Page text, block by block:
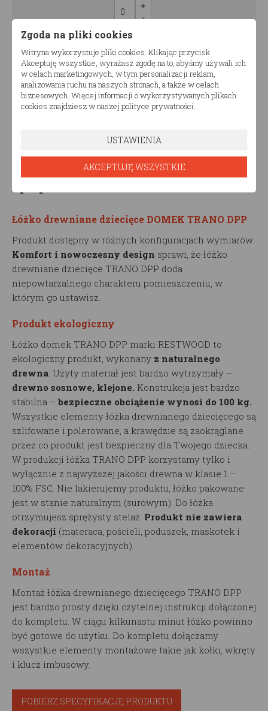
0.00
Cena:1000.00pln
Ilość zestawów
Opis produktu
Łóżko drewniane dziecięce DOMEK TRANO DPP
Produkt dostępny w różnych konfiguracjach wymiarów.
Komfort i nowoczesny design sprawi, że łóżko
drewniane dziecięce TRANO DPP doda
niepowtarzalnego charakteru pomieszczeniu, w
którym go ustawisz.
Produkt ekologiczny
Łóżko domek TRANO DPP marki RESTWOOD to
ekologiczny produkt, wykonany z naturalnego
drewna. Użyty materiał jest bardzo wytrzymały –
drewno sosnowe, klejone. Konstrukcja jest bardzo
stabilna – bezpieczne obciążenie wynosi do 100 kg.
Wszystkie elementy łóżka drewnianego dziecięcego są
szlifowane i polerowane, a krawędzie są zaokrąglane
przez co produkt jest bezpieczny dla Twojego dziecka.
W produkcji łóżka TRANO DPP korzystamy tylko i
wyłącznie z najwyższej jakości drewna w klasie 1 –
100% FSC. Nie lakierujemy produktu, łóżko pakowane
jest w stanie naturalnym (surowym). Do łóżka
otrzymujesz sprężysty stelaż. Produkt nie zawiera
dekoracji (materaca, pościeli, poduszek, maskotek i
elementów dekoracyjnych).
Montaż
Montaż łóżka drewnianego dziecięcego TRANO DPP
jest bardzo prosty dzięki czytelnej instrukcji dołączonej
do kompletu. W ciągu kilkunastu minut łóżko powinno
być gotowe do użytku. Do kompletu dołączamy
wszystkie elementy montażowe takie jak kołki, wkręty
i klucz imbusowy.
POBIERZ SPECYFIKACJĘ PRODUKTU
Zgoda na pliki cookies
Witryna wykorzystuje pliki cookies. Klikając przycisk
Akceptuję wszystkie, wyrażasz zgodę na to, abyśmy używali ich
w celach marketingowych, w tym personalizacji reklam,
analizowania ruchu na naszych stronach, a także w celach
biznesowych. Więcej informacji o wykorzystywanych plikach
cookies znajdziesz w naszej polityce prywatności.
USTAWIENIA
AKCEPTUJĘ WSZYSTKIE